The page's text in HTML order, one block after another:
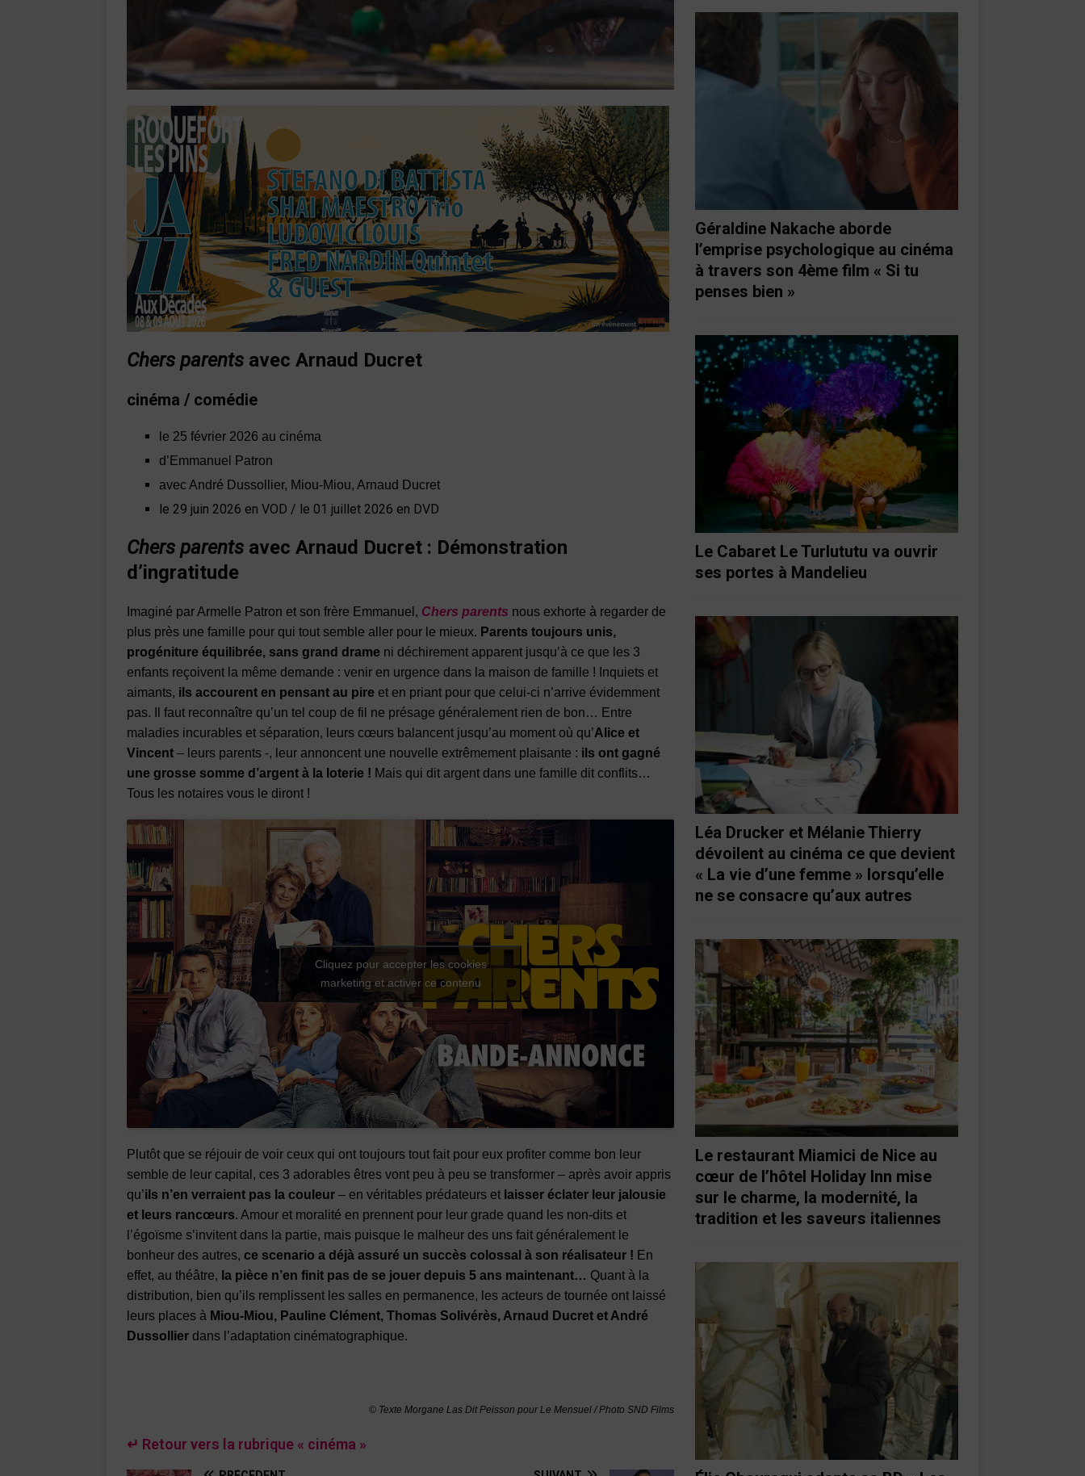
Chers parents avec Arnaud Ducret
cinéma / comédie
le 25 février 2026 au cinéma
d’Emmanuel Patron
avec André Dussollier, Miou-Miou, Arnaud Ducret
le 29 juin 2026 en VOD / le 01 juillet 2026 en DVD
Chers parents avec Arnaud Ducret : Démonstration
d’ingratitude
Imaginé par Armelle Patron et son frère Emmanuel, Chers parents nous exhorte à regarder de
plus près une famille pour qui tout semble aller pour le mieux. Parents toujours unis,
progéniture équilibrée, sans grand drame ni déchirement apparent jusqu’à ce que les 3
enfants reçoivent la même demande : venir en urgence dans la maison de famille ! Inquiets et
aimants, ils accourent en pensant au pire et en priant pour que celui-ci n’arrive évidemment
pas. Il faut reconnaître qu’un tel coup de fil ne présage généralement rien de bon… Entre
maladies incurables et séparation, leurs cœurs balancent jusqu’au moment où qu’Alice et
Vincent – leurs parents -, leur annoncent une nouvelle extrêmement plaisante : ils ont gagné
une grosse somme d’argent à la loterie ! Mais qui dit argent dans une famille dit conflits…
Tous les notaires vous le diront !
Cliquez pour accepter les cookies
marketing et activer ce contenu
Plutôt que se réjouir de voir ceux qui ont toujours tout fait pour eux profiter comme bon leur
semble de leur capital, ces 3 adorables êtres vont peu à peu se transformer – après avoir appris
qu’ils n’en verraient pas la couleur – en véritables prédateurs et laisser éclater leur jalousie
et leurs rancœurs. Amour et moralité en prennent pour leur grade quand les non-dits et
l’égoïsme s’invitent dans la partie, mais puisque le malheur des uns fait généralement le
bonheur des autres, ce scenario a déjà assuré un succès colossal à son réalisateur ! En
effet, au théâtre, la pièce n’en finit pas de se jouer depuis 5 ans maintenant… Quant à la
distribution, bien qu’ils remplissent les salles en permanence, les acteurs de tournée ont laissé
leurs places à Miou-Miou, Pauline Clément, Thomas Solivérès, Arnaud Ducret et André
Dussollier dans l’adaptation cinématographique.
© Texte Morgane Las Dit Peisson pour Le Mensuel / Photo SND Films
↵ Retour vers la rubrique « cinéma »
Géraldine Nakache aborde
l’emprise psychologique au cinéma
à travers son 4ème film « Si tu
penses bien »
Le Cabaret Le Turlututu va ouvrir
ses portes à Mandelieu
Léa Drucker et Mélanie Thierry
dévoilent au cinéma ce que devient
« La vie d’une femme » lorsqu’elle
ne se consacre qu’aux autres
Le restaurant Miamici de Nice au
cœur de l’hôtel Holiday Inn mise
sur le charme, la modernité, la
tradition et les saveurs italiennes